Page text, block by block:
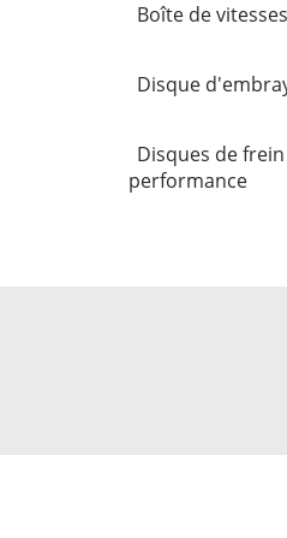
Boîte de
Disque
Disques de
performance